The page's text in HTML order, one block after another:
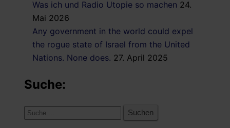
Was ich und Radio Utopie so machen 24.
Mai 2026
Any government in the world could expel
the rogue state of Israel from the United
Nations. None does. 27. April 2025
Suche:
Suche